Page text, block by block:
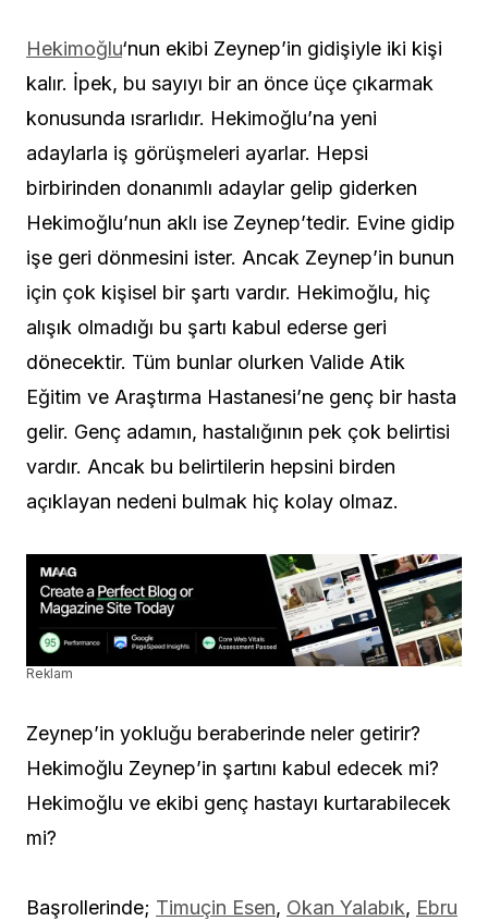
Hekimoğlu‘nun ekibi Zeynep’in gidişiyle iki kişi
kalır. İpek, bu sayıyı bir an önce üçe çıkarmak
konusunda ısrarlıdır. Hekimoğlu’na yeni
adaylarla iş görüşmeleri ayarlar. Hepsi
birbirinden donanımlı adaylar gelip giderken
Hekimoğlu’nun aklı ise Zeynep’tedir. Evine gidip
işe geri dönmesini ister. Ancak Zeynep’in bunun
için çok kişisel bir şartı vardır. Hekimoğlu, hiç
alışık olmadığı bu şartı kabul ederse geri
dönecektir. Tüm bunlar olurken Valide Atik
Eğitim ve Araştırma Hastanesi’ne genç bir hasta
gelir. Genç adamın, hastalığının pek çok belirtisi
vardır. Ancak bu belirtilerin hepsini birden
açıklayan nedeni bulmak hiç kolay olmaz.
Reklam
Zeynep’in yokluğu beraberinde neler getirir?
Hekimoğlu Zeynep’in şartını kabul edecek mi?
Hekimoğlu ve ekibi genç hastayı kurtarabilecek
mi?
Başrollerinde; Timuçin Esen, Okan Yalabık, Ebru